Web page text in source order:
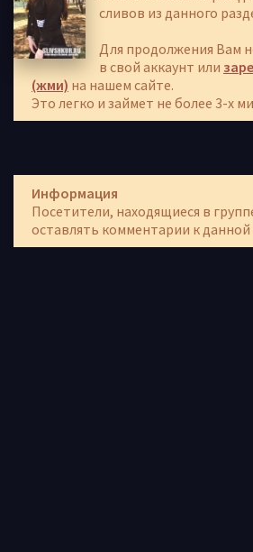
сливов из данного
Для продолжения Вам
в свой аккаунт или
(жми) на нашем сайте.
Это легко и займет не более 3-х
Информация
Посетители, находящиеся в
оставлять комментарии к